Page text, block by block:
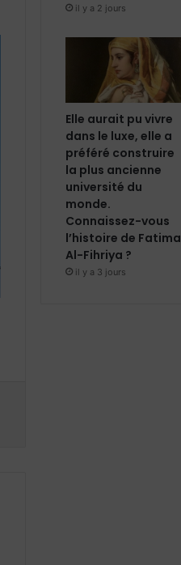
il y a 2 jours
Elle aurait pu vivre
dans le luxe, elle a
préféré construire
la plus ancienne
université du
monde.
Connaissez-vous
l’histoire de Fatima
Al-Fihriya ?
il y a 3 jours